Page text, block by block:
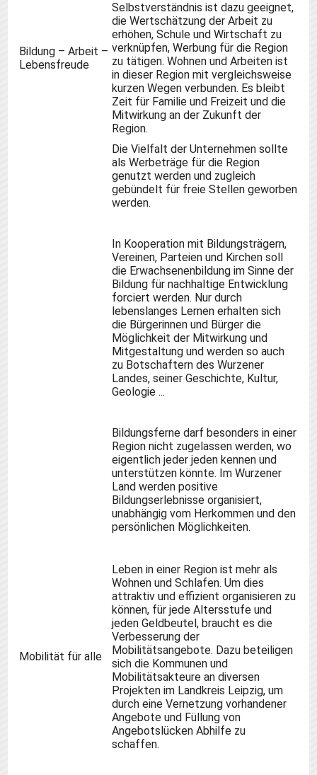
Bildung – Arbeit –
Lebensfreude
Selbstverständnis ist dazu geeignet,
die Wertschätzung der Arbeit zu
erhöhen, Schule und Wirtschaft zu
verknüpfen, Werbung für die Region
zu tätigen. Wohnen undArbeiten ist
in dieser Region mit vergleichsweise
kurzen Wegen verbunden. Es bleibt
Zeit für Familie und Freizeit und die
Mitwirkung an der Zukunft der
Region.
Die Vielfalt der Unternehmen sollte
als Werbeträge für die Region
genutzt werden und zugleich
gebündelt für freie Stellen geworben
werden.
In Kooperation mit Bildungsträgern,
Vereinen, Parteien und Kirchen soll
die Erwachsenenbildung im Sinne der
Bildung für nachhaltige Entwicklung
forciert werden. Nur durch
lebenslanges Lernen erhalten sich
die Bürgerinnen und Bürger die
Möglichkeit der Mitwirkung und
Mitgestaltung und werden so auch
zu Botschaftern des Wurzener
Landes, seiner Geschichte, Kultur,
Geologie ...
Bildungsferne darf besonders in einer
Region nicht zugelassen werden, wo
eigentlich jeder jeden kennen und
unterstützenkönnte. Im Wurzener
Land werden positive
Bildungserlebnisse organisiert,
unabhängig vom Herkommen und den
persönlichen Möglichkeiten.
Mobilität für alle
Leben in einer Region ist mehr als
Wohnen und Schlafen. Um dies
attraktiv und effizient organisieren zu
können, für jede Altersstufe und
jeden Geldbeutel, braucht es die
Verbesserung der
Mobilitätsangebote. Dazu beteiligen
sich die Kommunen und
Mobilitätsakteure an diversen
Projekten im Landkreis Leipzig, um
durch eine Vernetzung vorhandener
Angebote und Füllung von
Angebotslücken Abhilfe zu
schaffen.